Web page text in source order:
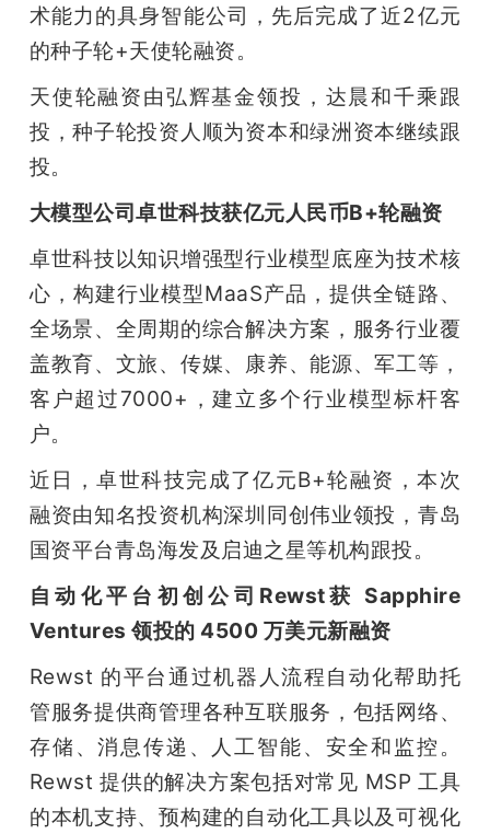
中
心
题
爱
机
术能力的具身智能公司，先后完成了近2亿元
的种子轮+天使轮融资。
天使轮融资由弘辉基金领投，达晨和千乘跟
投，种子轮投资人顺为资本和绿洲资本继续跟
投。
大模型公司卓世科技获亿元人民币B+轮融资
卓世科技以知识增强型行业模型底座为技术核
心，构建行业模型MaaS产品，提供全链路、
全场景、全周期的综合解决方案，服务行业覆
盖教育、文旅、传媒、康养、能源、军工等，
客户超过7000+，建立多个行业模型标杆客
户。
近日，卓世科技完成了亿元B+轮融资，本次
融资由知名投资机构深圳同创伟业领投，青岛
国资平台青岛海发及启迪之星等机构跟投。
自动化平台初创公司Rewst获 Sapphire
Ventures 领投的 4500 万美元新融资
Rewst 的平台通过机器人流程自动化帮助托
管服务提供商管理各种互联服务，包括网络、
存储、消息传递、人工智能、安全和监控。
Rewst 提供的解决方案包括对常见 MSP 工具
的本机支持、预构建的自动化工具以及可视化